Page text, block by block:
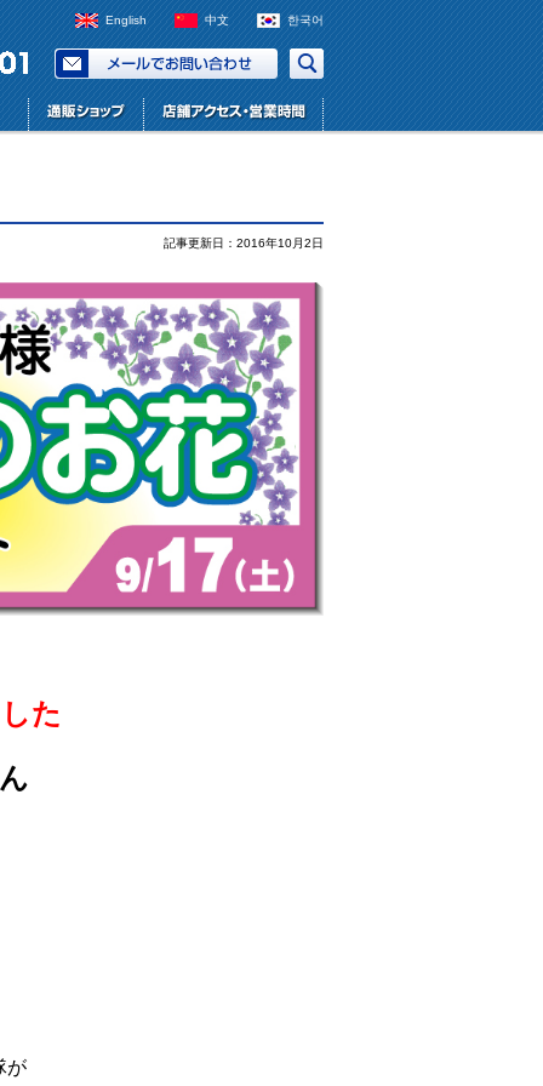
English 中文 한국어
記事更新日：2016年10月2日
た
が